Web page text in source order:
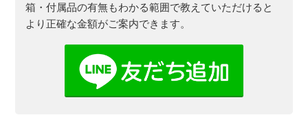
箱・付属品の有無もわかる範囲で教えていただけると
より正確な金額がご案内できます。